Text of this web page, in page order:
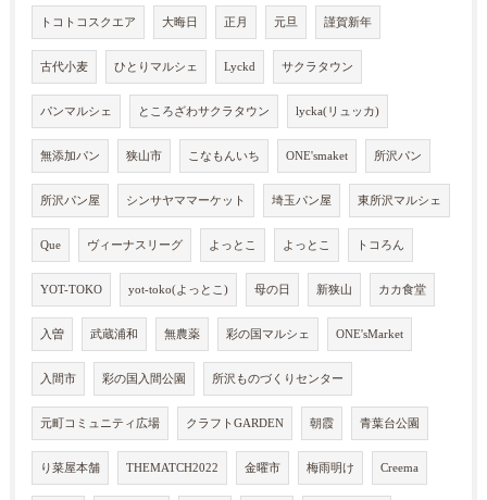
トコトコスクエア 大晦日 正月 元旦 謹賀新年
古代小麦 ひとりマルシェ Lyckd サクラタウン
パンマルシェ ところざわサクラタウン lycka(リュッカ)
無添加パン 狭山市 こなもんいち ONE'smaket 所沢パン
所沢パン屋 シンサヤママーケット 埼玉パン屋 東所沢マルシェ
Que ヴィーナスリーグ よっとこ よっとこ トコろん
YOT-TOKO yot-toko(よっとこ) 母の日 新狭山 カカ食堂
入曽 武蔵浦和 無農薬 彩の国マルシェ ONE'sMarket
入間市 彩の国入間公園 所沢ものづくりセンター
元町コミュニティ広場 クラフトGARDEN 朝霞 青葉台公園
り菜屋本舗 THEMATCH2022 金曜市 梅雨明け Creema